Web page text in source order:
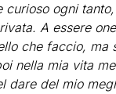
curioso ogni
A essere
che faccio, ma
nella mia vita
dare del mio